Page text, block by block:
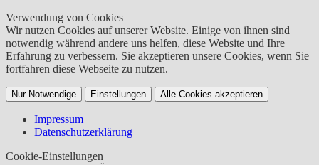
Verwendung von Cookies
Wir nutzen Cookies auf unserer Website. Einige von ihnen sind
notwendig während andere uns helfen, diese Website und Ihre
Erfahrung zu verbessern. Sie akzeptieren unsere Cookies, wenn Sie
fortfahren diese Webseite zu nutzen.
Nur Notwendige Einstellungen Alle Cookies akzeptieren
Impressum
Datenschutzerklärung
Cookie-Einstellungen